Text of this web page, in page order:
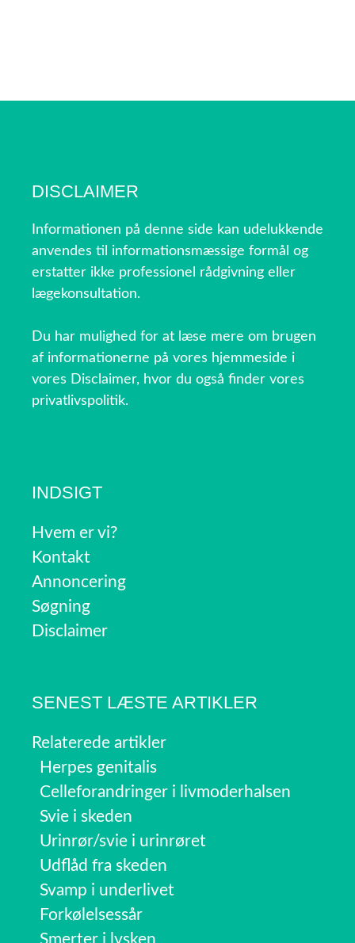
DISCLAIMER
Informationen på denne side kan udelukkende
anvendes til informationsmæssige formål og
erstatter ikke professionel rådgivning eller
lægekonsultation.
Du har mulighed for at læse mere om brugen
af informationerne på vores hjemmeside i
vores Disclaimer, hvor du også finder vores
privatlivspolitik.
INDSIGT
Hvem er vi?
Kontakt
Annoncering
Søgning
Disclaimer
SENEST LÆSTE ARTIKLER
Relaterede artikler
Herpes genitalis
Celleforandringer i livmoderhalsen
Svie i skeden
Urinrør/svie i urinrøret
Udflåd fra skeden
Svamp i underlivet
Forkølelsessår
Smerter i lysken